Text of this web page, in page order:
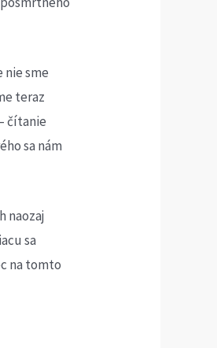
nie sme
teraz
čítanie
sa nám
naozaj
sa
na tomto